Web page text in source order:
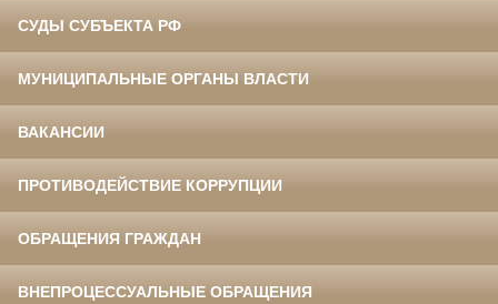
СУДЫ СУБЪЕКТА РФ
МУНИЦИПАЛЬНЫЕ ОРГАНЫ ВЛАСТИ
ВАКАНСИИ
ПРОТИВОДЕЙСТВИЕ КОРРУПЦИИ
ОБРАЩЕНИЯ ГРАЖДАН
ВНЕПРОЦЕССУАЛЬНЫЕ ОБРАЩЕНИЯ